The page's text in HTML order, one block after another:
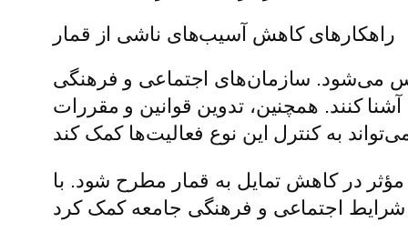
راهکارهای کاهش آسیب‌های ناشی از قمار
می‌شود. سازمان‌های اجتماعی و فرهنگی
کنند. همچنین، تدوین قوانین و مقررات
در کاهش تمایل به قمار مطرح شود. با